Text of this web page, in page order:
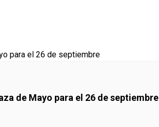
de Mayo para el 26 de septiembre